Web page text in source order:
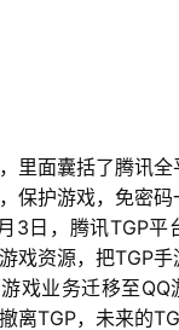
里面囊括了腾讯
保护游戏，免密
月 3 日，腾讯TGP平
戏资源，把TGP手
游戏业务迁移至QQ
离TGP，未来的